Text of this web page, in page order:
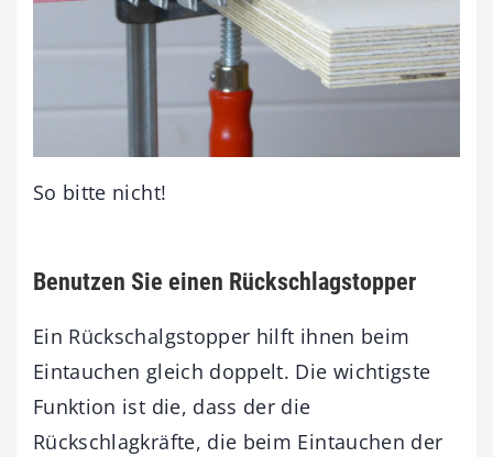
So bitte nicht!
Benutzen Sie einen Rückschlagstopper
Ein Rückschalgstopper hilft ihnen beim
Eintauchen gleich doppelt. Die wichtigste
Funktion ist die, dass der die
Rückschlagkräfte, die beim Eintauchen der